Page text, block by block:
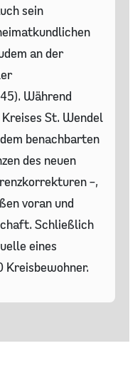
sein
an der
Während
St. Wendel
benachbarten
des neuen
–,
voran und
Schließlich
eines